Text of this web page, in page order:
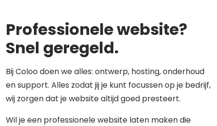
Professionele website?
Snel geregeld.
Bij Coloo doen we alles: ontwerp, hosting, onderhoud
en support. Alles zodat jij je kunt focussen op je bedrijf,
wij zorgen dat je website altijd goed presteert.
Wil je een professionele website laten maken die